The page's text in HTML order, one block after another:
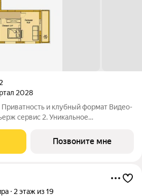
2028
и клубный формат Видео-
сервис 2. Уникальное
зона Детский уголок 3.
паркинг на 1
Позвоните мне
2 этаж из 19